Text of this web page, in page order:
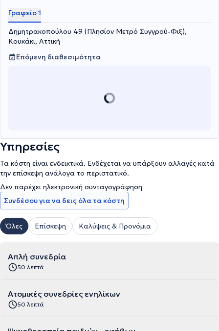
Γραφείο 1
Δημητρακοπούλου 49 (Πλησίον Μετρό Συγγρού-Φιξ),
Κουκάκι, Αττική
Επόμενη διαθεσιμότητα
Υπηρεσίες
Τα κόστη είναι ενδεικτικά. Ενδέχεται να υπάρξουν αλλαγές κατά
την επίσκεψη ανάλογα το περιστατικό.
Δεν παρέχει ηλεκτρονική συνταγογράφηση
Συνδέσου για να δεις όλα τα κόστη
Όλες Επίσκεψη Καλύψεις & Προνόμια
Απλή συνεδρία
50 λεπτά
Ατομικές συνεδρίες ενηλίκων
50 λεπτά